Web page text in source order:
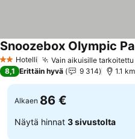
2 Tähtiluokitus
Hotelli Vain aikuisille
Snoozebox Olympic
8,1 Erittäin hyvä 9 314 1.1
Alkaen 86 €
Näytä hinnat 3 sivustolta